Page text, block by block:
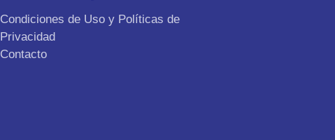
Condiciones de Uso y Políticas de
Privacidad
Contacto